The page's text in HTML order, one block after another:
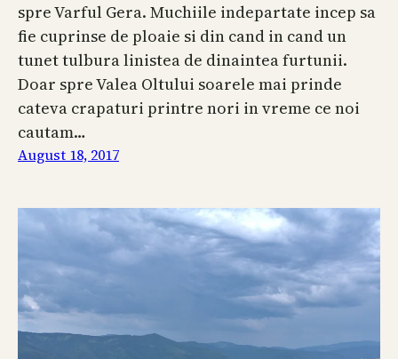
spre Varful Gera. Muchiile indepartate incep sa
fie cuprinse de ploaie si din cand in cand un
tunet tulbura linistea de dinaintea furtunii.
Doar spre Valea Oltului soarele mai prinde
cateva crapaturi printre nori in vreme ce noi
cautam…
August 18, 2017